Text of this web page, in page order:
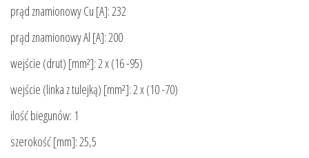
prąd znamionowy Cu [A]: 232
prąd znamionowy Al [A]: 200
wejście (drut) [mm²]: 2 x (16 -95)
wejście (linka z tulejką) [mm²]: 2 x (10 -70)
ilość biegunów: 1
szerokość [mm]: 25,5